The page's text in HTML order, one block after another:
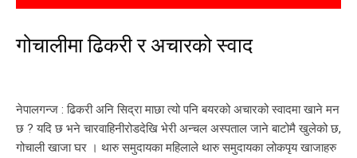
गोचालीमा ढिकरी र अचारको स्वाद
नेपालगन्ज : ढिकरी अनि सिद्रा माछा त्यो पनि बयरको अचारको स्वादमा खाने मन
छ ? यदि छ भने चारवाहिनीरोडदेखि भेरी अन्चल अस्पताल जाने बाटोमै खुलेको छ,
गोचाली खाजा घर । थारु समुदायका महिलाले थारु समुदायका लोकपृय खाजाहरु